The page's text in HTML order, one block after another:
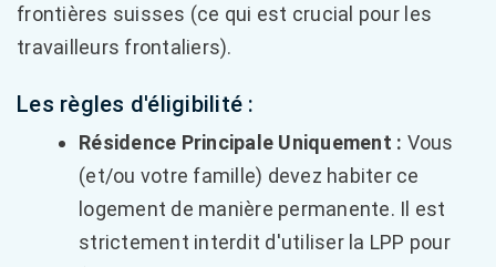
frontières suisses (ce qui est crucial pour les
travailleurs frontaliers).
Les règles d'éligibilité :
Résidence Principale Uniquement : Vous
(et/ou votre famille) devez habiter ce
logement de manière permanente. Il est
strictement interdit d'utiliser la LPP pour